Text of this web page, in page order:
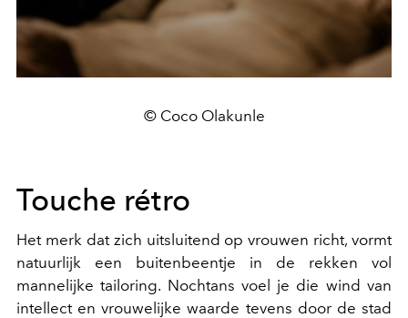
© Coco Olakunle
Touche rétro
Het merk dat zich uitsluitend op vrouwen richt, vormt
natuurlijk een buitenbeentje in de rekken vol
mannelijke tailoring. Nochtans voel je die wind van
intellect en vrouwelijke waarde tevens door de stad